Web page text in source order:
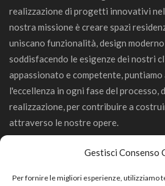
Gestisci Consenso
Per fornire le migliori esperienze, utilizziamo
realizzazione di progetti innovativi
nostra missione è creare spazi
uniscano funzionalità, design
soddisfacendo le esigenze dei nostri
appassionato e competente,
l'eccellenza in ogni fase del processo,
realizzazione, per contribuire a
attraverso le nostre opere.